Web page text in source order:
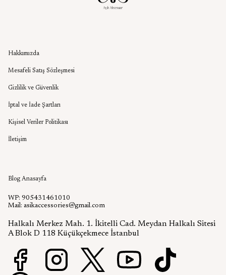
Hakkımızda
Mesafeli Satış Sözleşmesi
Gizlilik ve Güvenlik
İptal ve İade Şartları
Kişisel Veriler Politikası
İletişim
Blog Anasayfa
WP: 905431461010
Mail: asikaccessories@gmail.com
Halkalı Merkez Mah. 1. İkitelli Cad. Meydan Halkalı Sitesi
A Blok D 118 Küçükçekmece İstanbul